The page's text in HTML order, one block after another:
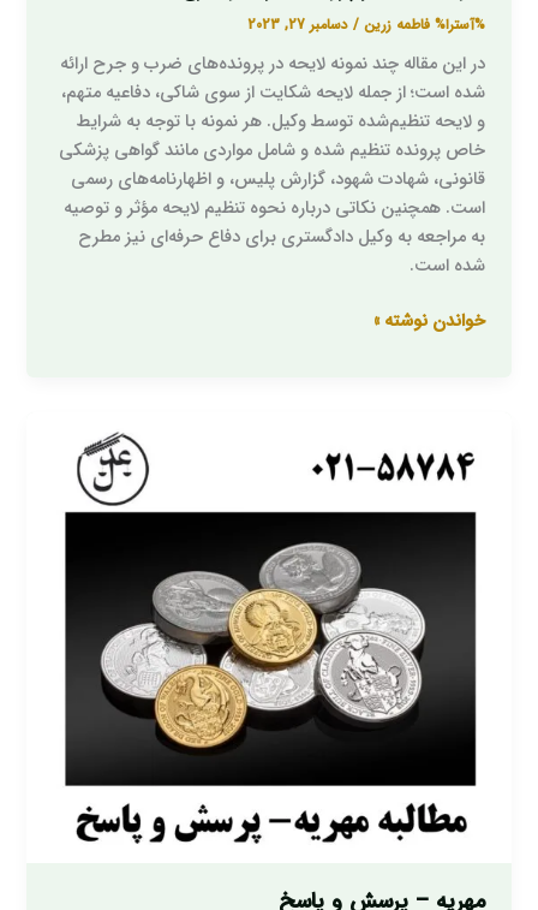
%آسترا% فاطمه زرین/دسامبر 27, 2023
در این مقاله چند نمونه لایحه در پرونده‌های ضرب و جرح ارائه
شده است؛ از جمله لایحه شکایت از سوی شاکی، دفاعیه متهم،
و لایحه تنظیم‌شده توسط وکیل. هر نمونه با توجه به شرایط
خاص پرونده تنظیم شده و شامل مواردی مانند گواهی پزشکی
قانونی، شهادت شهود، گزارش پلیس، و اظهارنامه‌های رسمی
است. همچنین نکاتی درباره نحوه تنظیم لایحه مؤثر و توصیه
به مراجعه به وکیل دادگستری برای دفاع حرفه‌ای نیز مطرح
شده است.
خواندن نوشته »
مهریه – پرسش و پاسخ
پرسش